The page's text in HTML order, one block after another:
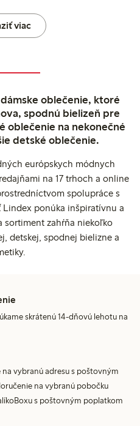
viac
oblečenie, ktoré
spodnú bielizeň pre
oblečenie na nekonečné
detské oblečenie.
európskych módnych
na 17 trhoch a online
spolupráce s
ponúka inšpiratívnu a
zahŕňa niekoľko
detskej, spodnej bielizne a
skrátenú 14-dňovú lehotu na
vybranú adresu s poštovným
na vybranú pobočku
s poštovným poplatkom